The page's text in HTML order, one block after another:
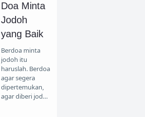
Doa Minta
Jodoh
yang Baik
Berdoa minta
jodoh itu
haruslah. Berdoa
agar segera
dipertemukan,
agar diberi jodoh